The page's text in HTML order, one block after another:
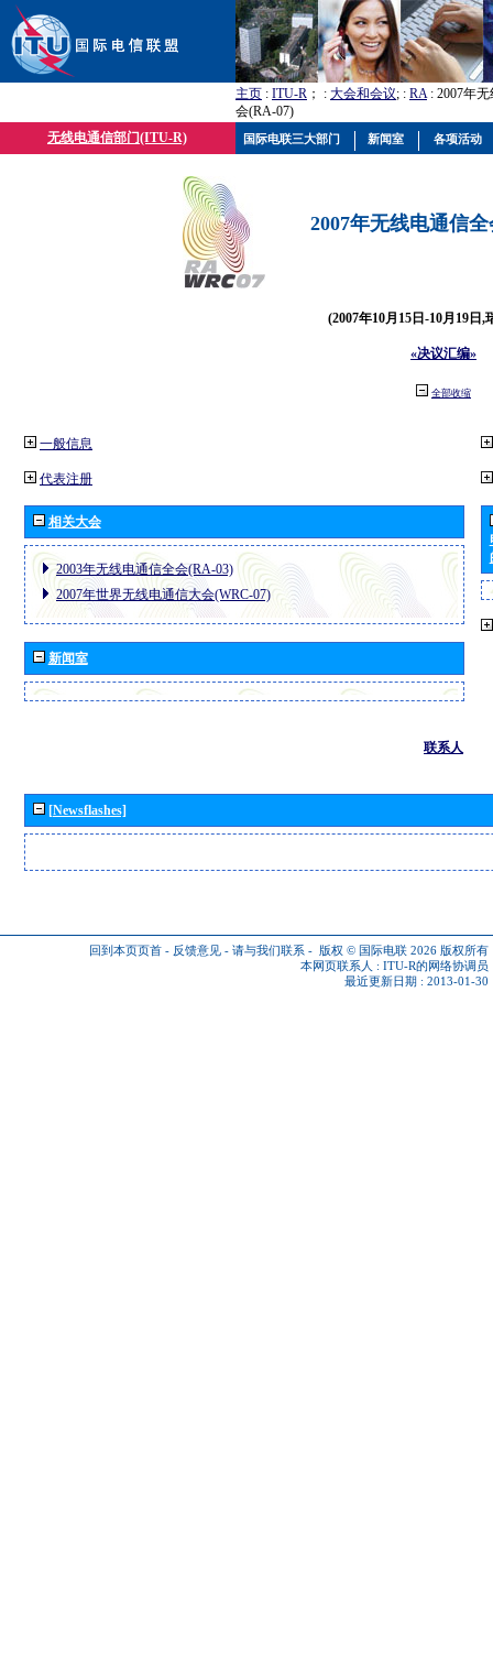
主页 : ITU-R ； : 大会和会议; : RA: 2007年
会(RA-07)
无线电通信部门(ITU-R)
2007年无线电通信
(2007年10月15日-10月19日,
«决议汇编»
全部收缩
一般信息
代表注册
相关大会
2003年无线电通信全会(RA-03)
2007年世界无线电通信大会(WRC-07)
新闻室
联系人
[Newsflashes]
回到本页页首 - 反馈意见 - 请与我们联系 - 版权 © 国际电联 2026 版权所有
本网页联系人 : ITU-R的网络协调员
最近更新日期 : 2013-01-30
国际电联三大部门 新闻室 各项活动